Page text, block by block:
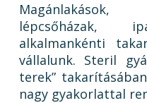
lépcsőházak,
alkalmankénti
vállalunk. Steril
terek”
nagy gyakorlattal